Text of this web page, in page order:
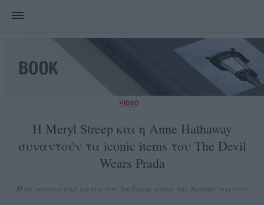
VIDEO
Η Meryl Streep και η Anne Hathaway
συναντούν τα iconic items του The Devil
Wears Prada
Μια νοσταλγική ματιά στο backstage υλικό της πρώτης ταινίας